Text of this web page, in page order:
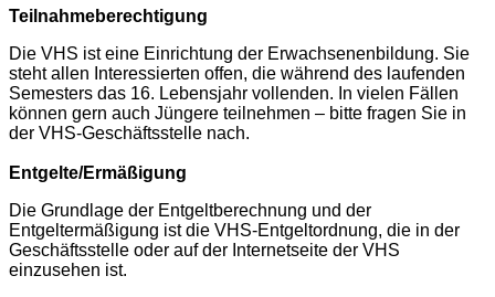
Teilnahmeberechtigung
Die VHS ist eine Einrichtung der Erwachsenenbildung. Sie
steht allen Interessierten offen, die während des laufenden
Semesters das 16. Lebensjahr vollenden. In vielen Fällen
können gern auch Jüngere teilnehmen – bitte fragen Sie in
der VHS-Geschäftsstelle nach.
Entgelte/Ermäßigung
Die Grundlage der Entgeltberechnung und der
Entgeltermäßigung ist die VHS-Entgeltordnung, die in der
Geschäftsstelle oder auf der Internetseite der VHS
einzusehen ist.